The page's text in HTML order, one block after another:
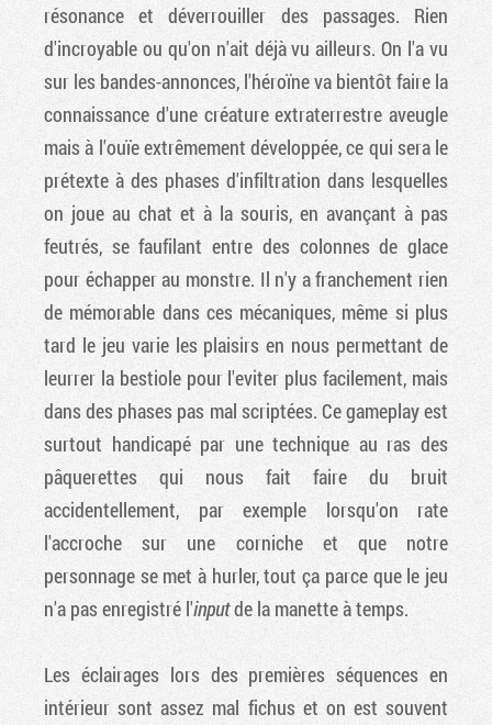
résonance et déverrouiller des passages. Rien
d'incroyable ou qu'on n'ait déjà vu ailleurs. On l'a vu
sur les bandes-annonces, l'héroïne va bientôt faire la
connaissance d'une créature extraterrestre aveugle
mais à l'ouïe extrêmement développée, ce qui sera le
prétexte à des phases d'infiltration dans lesquelles
on joue au chat et à la souris, en avançant à pas
feutrés, se faufilant entre des colonnes de glace
pour échapper au monstre. Il n'y a franchement rien
de mémorable dans ces mécaniques, même si plus
tard le jeu varie les plaisirs en nous permettant de
leurrer la bestiole pour l'eviter plus facilement, mais
dans des phases pas mal scriptées. Ce gameplay est
surtout handicapé par une technique au ras des
pâquerettes qui nous fait faire du bruit
accidentellement, par exemple lorsqu'on rate
l'accroche sur une corniche et que notre
personnage se met à hurler, tout ça parce que le jeu
n'a pas enregistré l'inputde la manette à temps.
Les éclairages lors des premières séquences en
intérieur sont assez mal fichus et on est souvent